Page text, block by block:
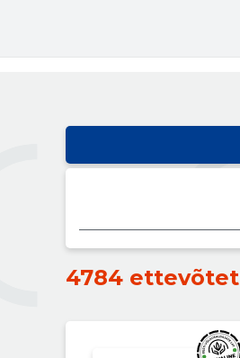
4784 ettevõtet